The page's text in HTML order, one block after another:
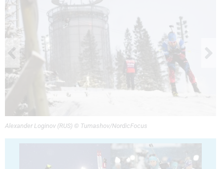
Alexander Loginov (RUS) © Tumashov/NordicFocus